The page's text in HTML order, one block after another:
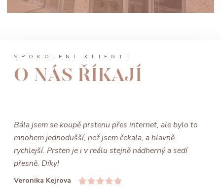
SPOKOJENÍ KLIENTI
O NÁS ŘÍKAJÍ
Bála jsem se koupě prstenu přes internet, ale bylo to
mnohem jednodušší, než jsem čekala, a hlavně
rychlejší. Prsten je i v reálu stejně nádherný a sedí
přesně. Díky!
Veronika Kejrova